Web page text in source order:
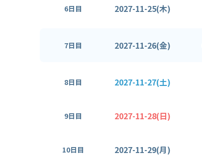
6日目 2027-11-25(木)
7日目 2027-11-26(金)
8日目 2027-11-27(土)
9日目 2027-11-28(日)
10日目 2027-11-29(月)